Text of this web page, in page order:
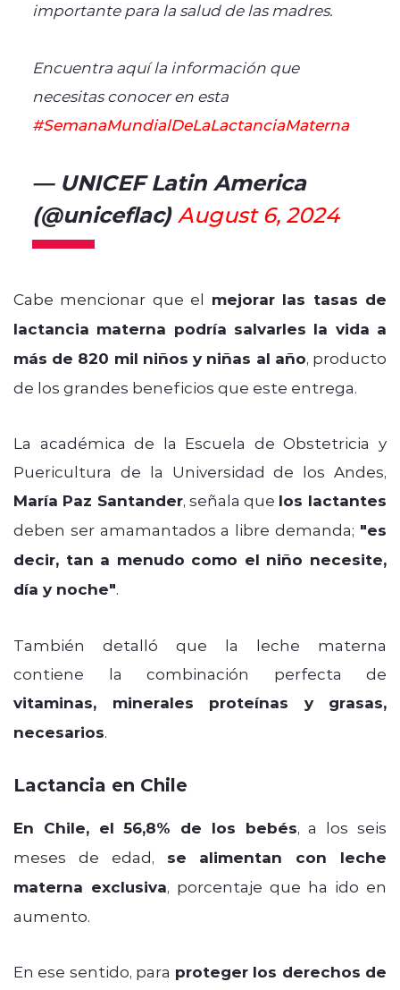
importante para la salud de las madres.
Encuentra aquí la información que
necesitas conocer en esta
#SemanaMundialDeLaLactanciaMaterna
— UNICEF Latin America
(@uniceflac) August 6, 2024
Cabe mencionar que el mejorar las tasas de
lactancia materna podría salvarles la vida a
más de 820 mil niños y niñas al año, producto
de los grandes beneficios que este entrega.
La académica de la Escuela de Obstetricia y
Puericultura de la Universidad de los Andes,
María Paz Santander, señala que los lactantes
deben ser amamantados a libre demanda; "es
decir, tan a menudo como el niño necesite,
día y noche".
También detalló que la leche materna
contiene la combinación perfecta de
vitaminas, minerales proteínas y grasas,
necesarios.
Lactancia en Chile
En Chile, el 56,8% de los bebés, a los seis
meses de edad, se alimentan con leche
materna exclusiva, porcentaje que ha ido en
aumento.
En ese sentido, para proteger los derechos de